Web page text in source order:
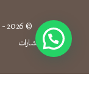
© 2026 - جميع الحقوق محفوظة لشركة اتزان - ittizan
الاستشارات